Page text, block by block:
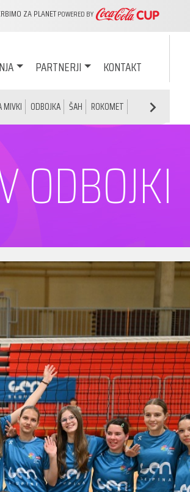
ZA PLANETPOWERED BY
PARTNERJI KONTAKT
MIVKI ODBOJKA ŠAH ROKOMET TENIS
ODBOJKI